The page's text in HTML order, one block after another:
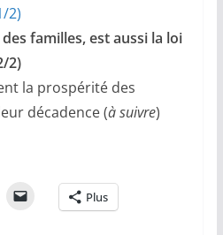
2)
des familles, est aussi la loi
2)
la prospérité des
décadence (à suivre)
Plus